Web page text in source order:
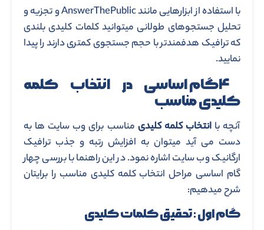
با استفاده از ابزارهایی مانند AnswerThePublic و تجزیه و
تحلیل جستجوهای طولانی میتوانید کلمات کلیدی بلندی
که ترافیک هدفمندتر با حجم جستجوی کمتری دارند را پیدا
نمایید.
۴گام اساسی در انتخاب کلمه
کلیدی مناسب
آنچه باانتخاب کلمه کلیدی مناسب برای وب سایت ها به
دست می آید میتوان به افزایش رتبه و جذب ترافیک
ارگانیک وب سایت اشاره نمود. در این راهنما با بررسی چهار
گام اساسی مراحل انتخاب کلمه کلیدی مناسب را برایتان
شرح میدهیم:
گام اول : تحقیق کلمات کلیدی